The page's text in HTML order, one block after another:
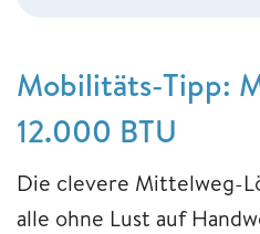
Mobilitäts-Tipp:
12.000 BTU
Die clevere Mittelweg-
alle ohne Lust auf